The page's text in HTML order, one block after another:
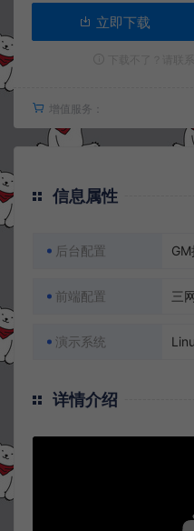
立即下载
增值服务：
信息属性
后台配置
前端配置 三
演示系统
详情介绍